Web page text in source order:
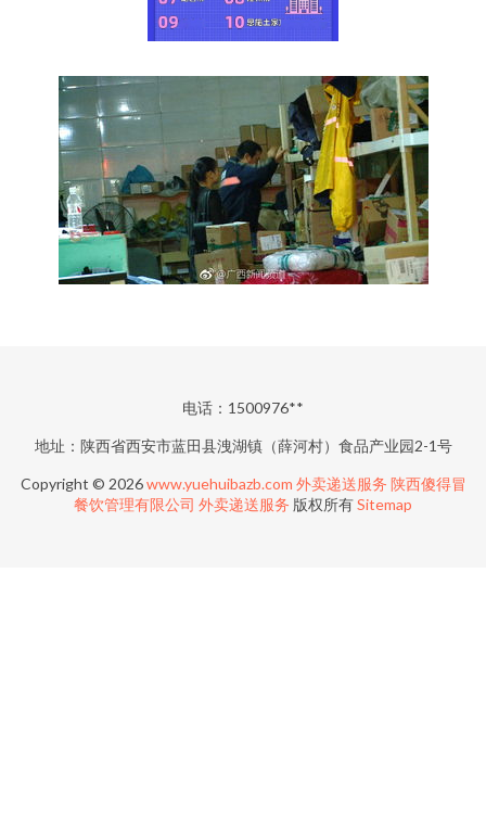
电话：1500976**
地址：陕西省西安市蓝田县洩湖镇（薛河村）食品产业园2-1号
Copyright © 2026www.yuehuibazb.com 外卖递送服务 陕西傻得冒
餐饮管理有限公司 外卖递送服务 版权所有Sitemap